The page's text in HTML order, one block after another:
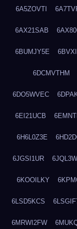
6A5ZOVTI
6AX21SAB
6BUMJY5E
6DCMVTHM
6DO5WVEC
6EI21UCB
6H6L0Z3E
6JGSI1UR
6KOOILKY
6LSD5KCS
6MRWI2FW